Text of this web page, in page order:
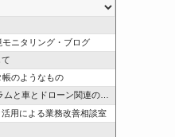
ニタリング・ブログ
のようなもの
と車とドローン関連のメモ
用による業務改善相談室